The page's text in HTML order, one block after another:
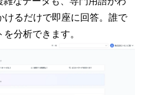
るだけで即座に回答。誰で
分析できます。